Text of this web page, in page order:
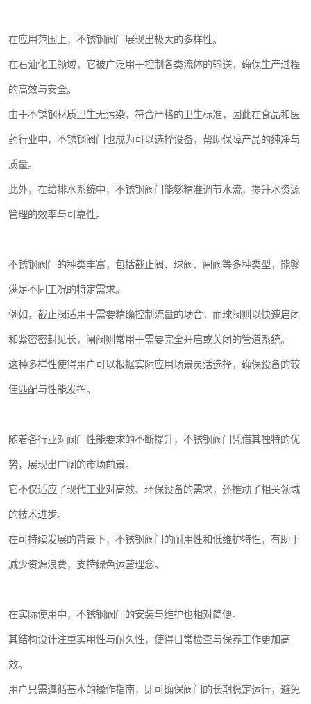
在应用范围上，不锈钢阀门展现出极大的多样性。
在石油化工领域，它被广泛用于控制各类流体的输送，确保生产过程
的高效与安全。
由于不锈钢材质卫生无污染，符合严格的卫生标准，因此在食品和医
药行业中，不锈钢阀门也成为可以选择设备，帮助保障产品的纯净与
质量。
此外，在给排水系统中，不锈钢阀门能够精准调节水流，提升水资源
管理的效率与可靠性。
不锈钢阀门的种类丰富，包括截止阀、球阀、闸阀等多种类型，能够
满足不同工况的特定需求。
例如，截止阀适用于需要精确控制流量的场合，而球阀则以快速启闭
和紧密密封见长，闸阀则常用于需要完全开启或关闭的管道系统。
这种多样性使得用户可以根据实际应用场景灵活选择，确保设备的较
佳匹配与性能发挥。
随着各行业对阀门性能要求的不断提升，不锈钢阀门凭借其独特的优
势，展现出广阔的市场前景。
它不仅适应了现代工业对高效、环保设备的需求，还推动了相关领域
的技术进步。
在可持续发展的背景下，不锈钢阀门的耐用性和低维护特性，有助于
减少资源浪费，支持绿色运营理念。
在实际使用中，不锈钢阀门的安装与维护也相对简便。
其结构设计注重实用性与耐久性，使得日常检查与保养工作更加高
效。
用户只需遵循基本的操作指南，即可确保阀门的长期稳定运行，避免